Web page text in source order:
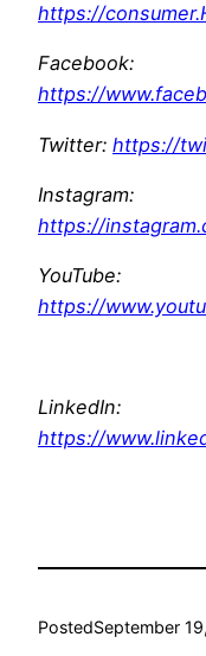
https://
Facebook:
https://
Twitter: https://
Instagram:
https://
YouTube:
https://
LinkedIn:
https://
PostedSeptember